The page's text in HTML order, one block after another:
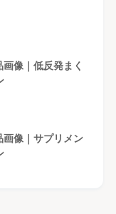
像｜低反発まく
画像｜サプリメン